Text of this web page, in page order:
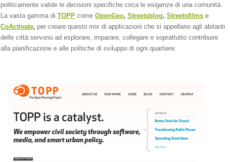
politicamente valide le decisioni specifiche circa le esigenze di una comunità.
La vasta gamma di TOPP come OpenGeo, Streetsblog, Streetsfilms e
CoActivate, per creare questo mix di applicazioni che si appellano agli abitanti
delle città servono ad esplorare, imparare, collegare e soprattutto contribuire
alla pianificazione e alle politiche di sviluppo di ogni quartiere.